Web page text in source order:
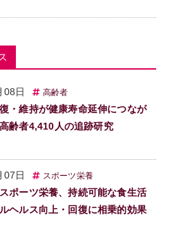
08日 高齢者
・維持が健康寿命延伸につなが
齢者4,410人の追跡研究
07日 スポーツ栄養
ポーツ栄養、持続可能な食生活
ヘルス向上・回復に相乗的効果